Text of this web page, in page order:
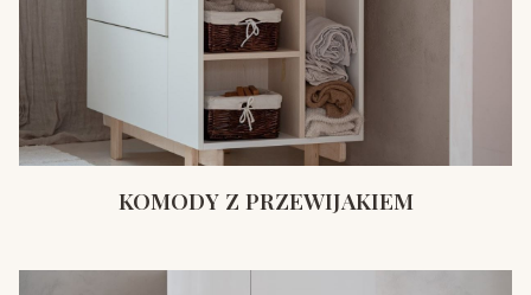
KOMODY Z PRZEWIJAKIEM